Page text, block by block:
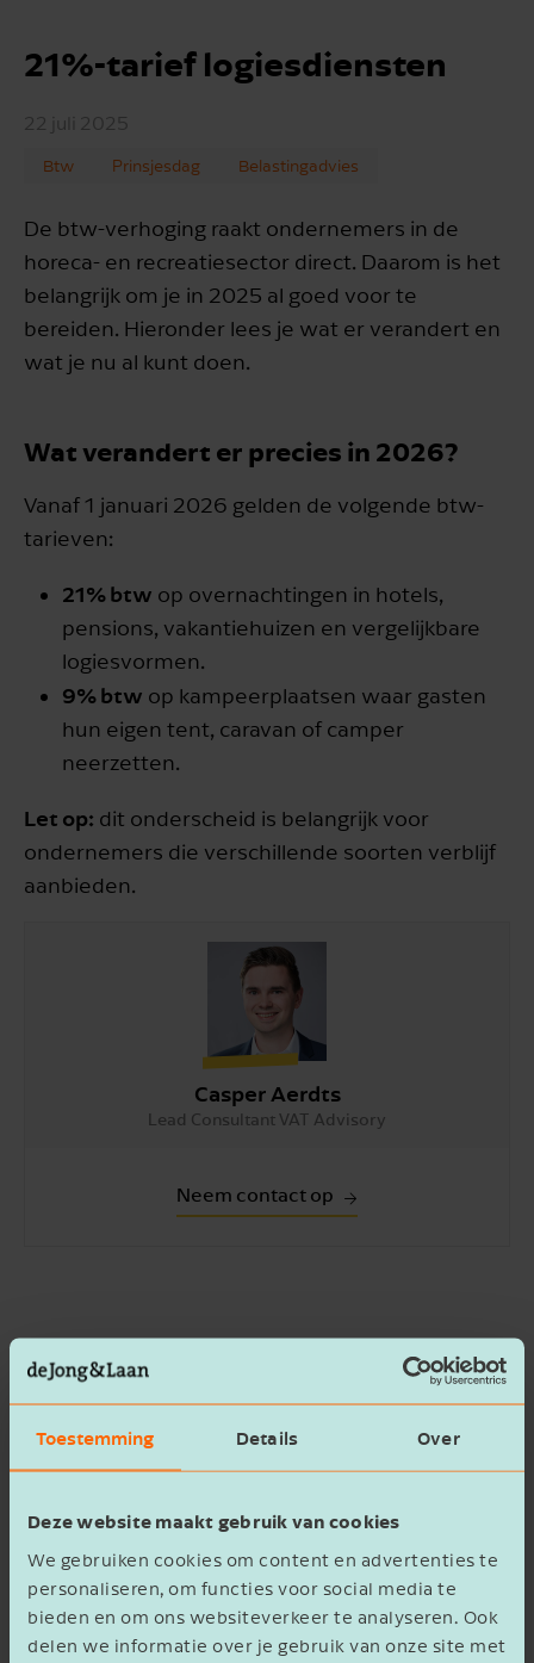
Toestemming Details Over
Deze website maakt gebruik van cookies
We gebruiken cookies om content en advertenties te
personaliseren, om functies voor social media te
bieden en om ons websiteverkeer te analyseren. Ook
delen we informatie over je gebruik van onze site met
21%-tarief logiesdiensten
22 juli 2025
Btw Prinsjesdag Belastingadvies
De btw-verhoging raakt ondernemers in de
horeca- en recreatiesector direct. Daarom is het
belangrijk om je in 2025 al goed voor te
bereiden. Hieronder lees je wat er verandert en
wat je nu al kunt doen.
Wat verandert er precies in 2026?
Vanaf 1 januari 2026 gelden de volgende btw-
tarieven:
21% btw op overnachtingen in hotels,
pensions, vakantiehuizen en vergelijkbare
logiesvormen.
9% btw op kampeerplaatsen waar gasten
hun eigen tent, caravan of camper
neerzetten.
Let op: dit onderscheid is belangrijk voor
ondernemers die verschillende soorten verblijf
aanbieden.
Casper Aerdts
Lead Consultant VAT Advisory
Neem contact op
Overgangsregeling: al van kracht in
2025
Hoewel de btw-verhoging pas in 2026 ingaat,
Vooruitbetalingen of vouchers in 2025 voor
overnachtingen in 2026 of later vallen al
onder het 21%-tarief.
Dit betekent dat je boekingen voor 2026